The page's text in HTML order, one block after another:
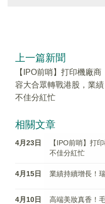
上一篇新聞
【IPO前哨】打印機廠商
容大合眾轉戰港股，業績
不佳分紅忙
相關文章
4月23日
【IPO前哨】打
不佳分紅忙
4月15日 業績持續增長！
4月10日
高端美妝真香！